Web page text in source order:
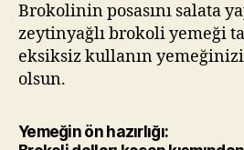
Brokolinin posasını salata
zeytinyağlı brokoli yemeği
eksiksiz kullanın
olsun.
Yemeğin ön hazırlığı: